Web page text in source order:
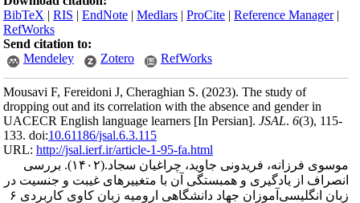
BibTeX |RIS |EndNote |Medlars |ProCite |Reference Manager
RefWorks
Send citation to:
Mendeley
Zotero RefWorks
Mousavi F, Fereidoni J, Cheraghian S.(2023).The study of
dropping out and its correlation with the absence and gender in
UACECR English language learners [In Persian].JSAL.6(3), 115-
133. doi:10.61186/jsal.6.3.115
URL:http://jsal.ierf.ir/article-1-95-fa.html
موسوی فرزانه، فریدونی جاوید، چراغیان سجاد.(۱۴۰۲).
بررسی
انصراف ‌از ‌یادگیری و همبستگی آن با متغییر‌های غیبت و جنسیت در
زبان انگلیسی‌آموزان جهاد دانشگاهی ارومیه زبان کاوی کاربردی ۶